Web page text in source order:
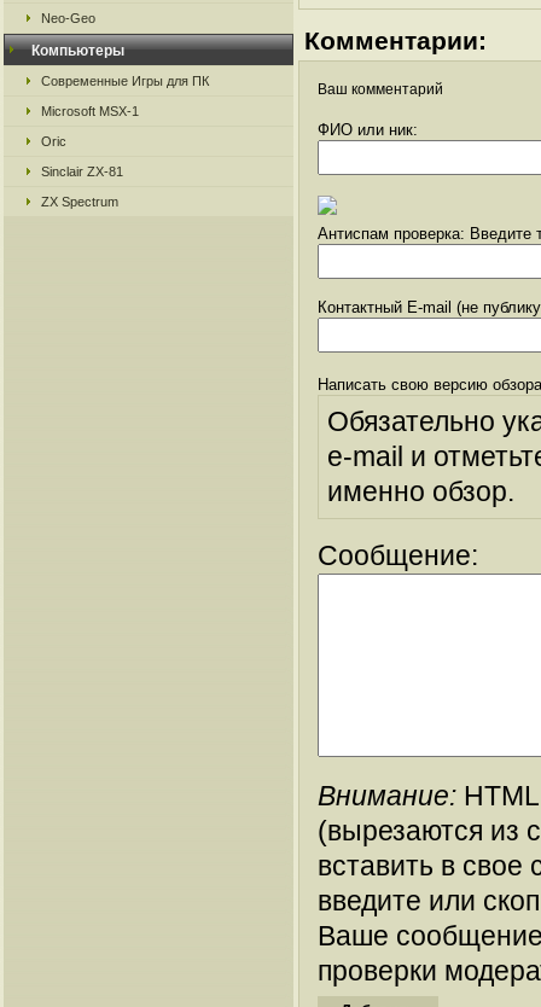
Neo-Geo
Компьютеры
Современные Игры для ПК
Microsoft MSX-1
Oric
Sinclair ZX-81
ZX Spectrum
Комментарии:
Ваш комментарий
ФИО или ник:
Антиспам проверка: Введите
Контактный E-mail (не
Написать свою версию
Обязательно
e-mail и
именно обзор.
Сообщение:
Внимание:
(вырезаются из
вставить в
введите или
Ваше
проверки